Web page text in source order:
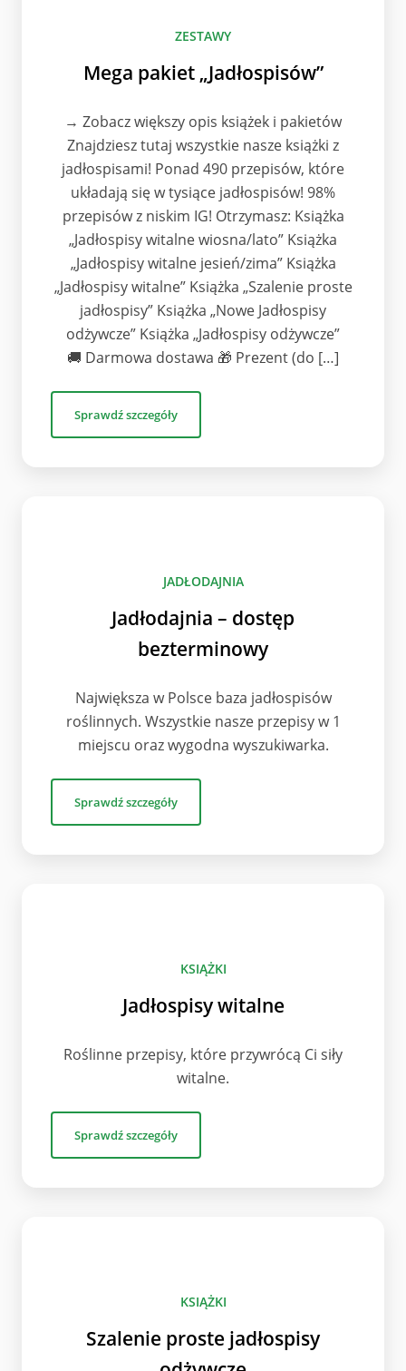
ZESTAWY
Mega pakiet „Jadłospisów”
→ Zobacz większy opis książek i pakietów
Znajdziesz tutaj wszystkie nasze książki z
jadłospisami! Ponad 490 przepisów, które
układają się w tysiące jadłospisów! 98%
przepisów z niskim IG! Otrzymasz: Książka
„Jadłospisy witalne wiosna/lato” Książka
„Jadłospisy witalne jesień/zima” Książka
„Jadłospisy witalne” Książka „Szalenie proste
jadłospisy” Książka „Nowe Jadłospisy
odżywcze” Książka „Jadłospisy odżywcze”
🚚 Darmowa dostawa 🎁 Prezent (do […]
Sprawdź szczegóły
JADŁODAJNIA
Jadłodajnia – dostęp
bezterminowy
Największa w Polsce baza jadłospisów
roślinnych. Wszystkie nasze przepisy w 1
miejscu oraz wygodna wyszukiwarka.
Sprawdź szczegóły
KSIĄŻKI
Jadłospisy witalne
Roślinne przepisy, które przywrócą Ci siły
witalne.
Sprawdź szczegóły
KSIĄŻKI
Szalenie proste jadłospisy